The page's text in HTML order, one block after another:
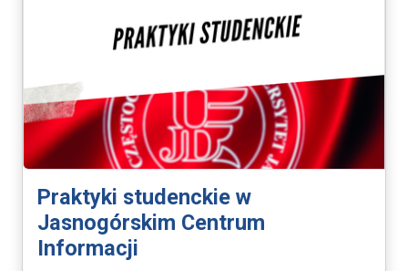
Praktyki studenckie w
Jasnogórskim Centrum
Informacji